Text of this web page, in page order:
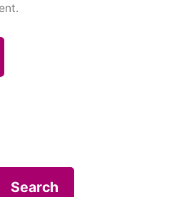
Search